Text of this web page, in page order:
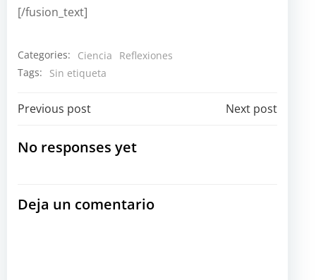
[/fusion_text]
Categories: Ciencia
Reflexiones
Tags:
Sin etiqueta
Navegación
por
entradas
Previous post
Navegación
entradas
Next post
No responses yet
Deja un comentario